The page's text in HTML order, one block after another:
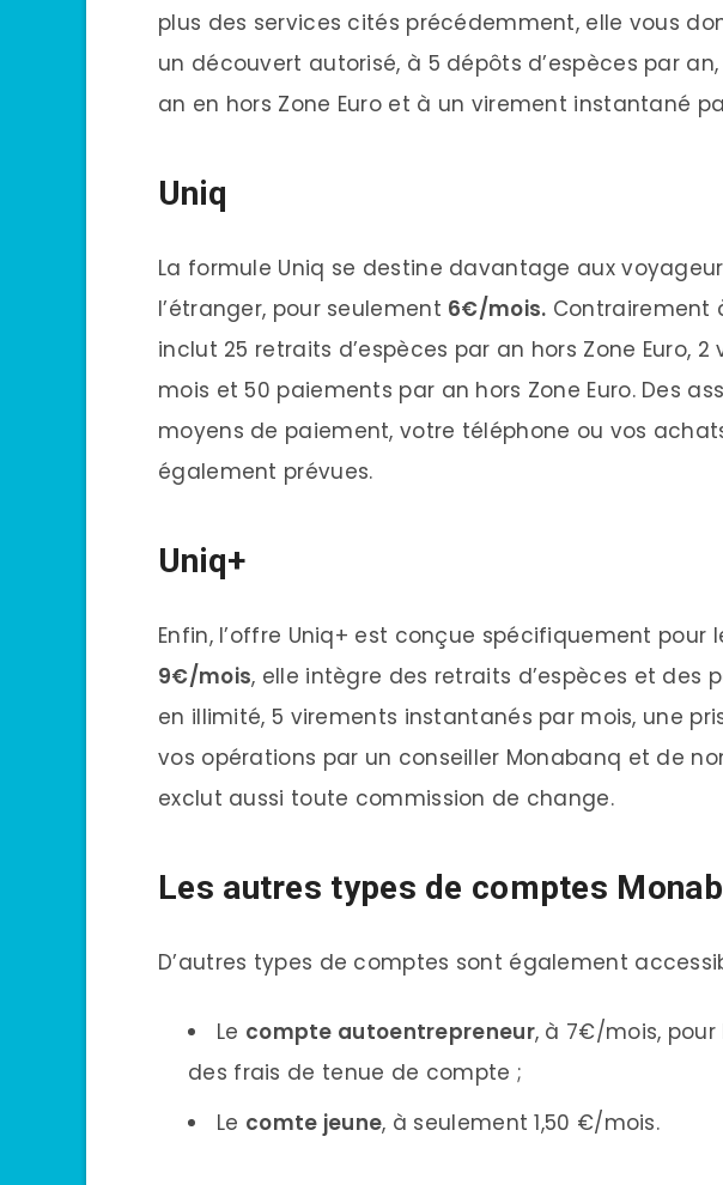
plus des services cités précédemment, elle vous
un découvert autorisé, à 5 dépôts d’espèces par
an en hors Zone Euro et à un virement instantané
Uniq
La formule Uniq se destine davantage aux
l’étranger, pour seulement 6€/mois. Contrairement
inclut 25 retraits d’espèces par an hors Zone Euro,
mois et 50 paiements par an hors Zone Euro. Des
moyens de paiement, votre téléphone ou vos
également prévues.
Uniq+
Enfin, l’offre Uniq+ est conçue spécifiquement pour
9€/mois, elle intègre des retraits d’espèces et des
en illimité, 5 virements instantanés par mois, une
vos opérations par un conseiller Monabanq et de
exclut aussi toute commission de change.
Les autres types de comptes
D’autres types de comptes sont également
Le compte autoentrepreneur, à 7€/mois, pour
des frais de tenue de compte ;
Le comte jeune, à seulement 1,50 €/mois.